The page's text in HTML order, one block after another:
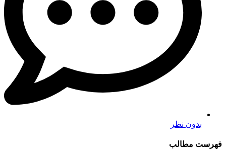
بدون نظر
فهرست مطالب